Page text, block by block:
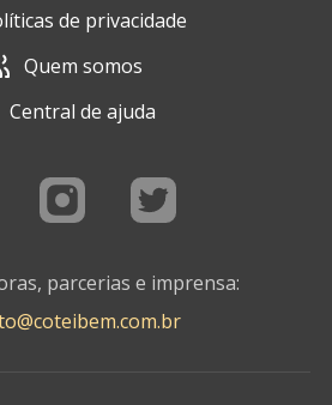
de privacidade
Quem somos
Central de ajuda
parcerias e imprensa: